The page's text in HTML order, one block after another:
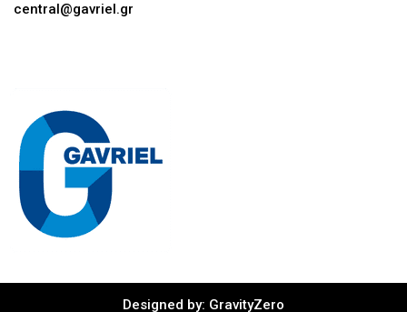
central@gavriel.gr
Designed by: GravityZero